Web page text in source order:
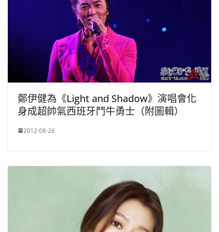
鄭伊健為《Light and Shadow》演唱會化
身成超帥氣西班牙鬥牛勇士（附圖輯）
2012-08-26